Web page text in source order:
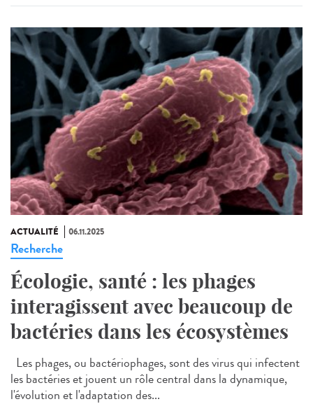
ACTUALITÉ 06.11.2025
Recherche
Écologie, santé : les phages
interagissent avec beaucoup de
bactéries dans les écosystèmes
Les phages, ou bactériophages, sont des virus qui infectent
les bactéries et jouent un rôle central dans la dynamique,
l'évolution et l'adaptation des...